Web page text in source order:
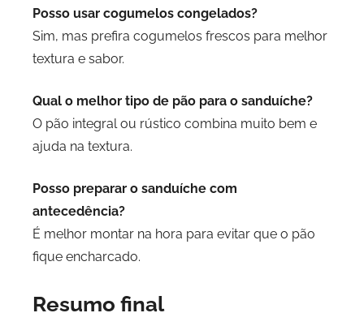
Posso usar cogumelos congelados?
Sim, mas prefira cogumelos frescos para melhor
textura e sabor.
Qual o melhor tipo de pão para o sanduíche?
O pão integral ou rústico combina muito bem e
ajuda na textura.
Posso preparar o sanduíche com
antecedência?
É melhor montar na hora para evitar que o pão
fique encharcado.
Resumo final